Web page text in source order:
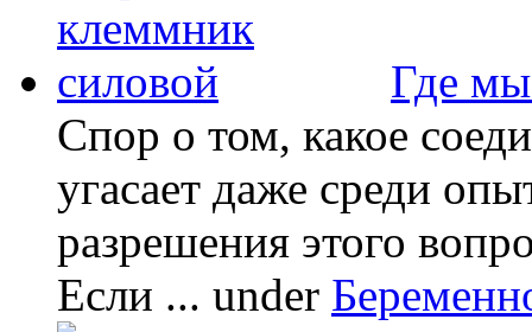
Где
Спор о том, какое
угасает даже среди
разрешения этого
Если ... under